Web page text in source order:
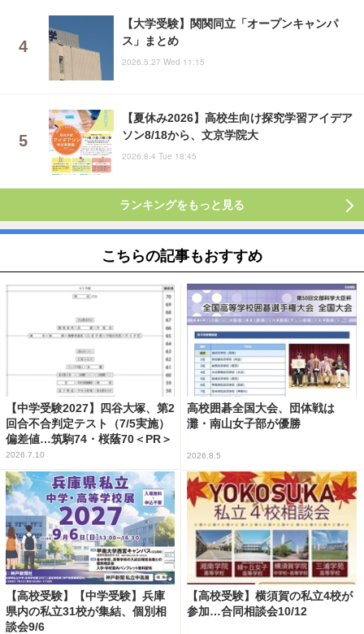
【大学受験】関関同立「オープンキャンパ
ス」まとめ
2026.5.27 Wed 11:15
【夏休み2026】高校生向け探究学習アイデア
ソン8/18から、文京学院大
2026.8.4 Tue 18:45
ランキングをもっと見る
こちらの記事もおすすめ
【中学受験2027】四谷大塚、第2
回合不合判定テスト（7/5実施）
偏差値…筑駒74・桜蔭70＜PR＞
2026.7.10
高校囲碁全国大会、団体戦は
灘・南山女子部が優勝
2026.8.5
【高校受験】【中学受験】兵庫
県内の私立31校が集結、個別相
談会9/6
【高校受験】横須賀の私立4校が
参加…合同相談会10/12